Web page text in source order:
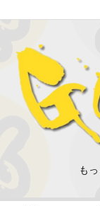
も